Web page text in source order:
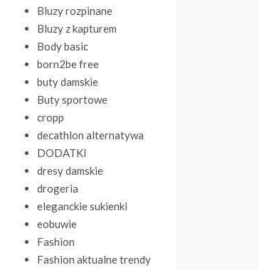
Bluzy rozpinane
Bluzy z kapturem
Body basic
born2be free
buty damskie
Buty sportowe
cropp
decathlon alternatywa
DODATKI
dresy damskie
drogeria
eleganckie sukienki
eobuwie
Fashion
Fashion aktualne trendy